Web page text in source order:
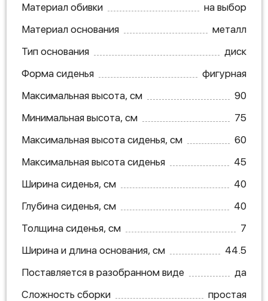
Материал обивки
на выбор
Материал основания
металл
Тип основания
диск
Форма сиденья
фигурная
Максимальная высота, см
90
Минимальная высота, см
75
Максимальная высота сиденья, см
60
Максимальная высота сиденья
45
Ширина сиденья, см
40
Глубина сиденья, см
40
Толщина сиденья, см
7
Ширина и длина основания, см
44.5
Поставляется в разобранном виде
да
Сложность сборки
простая